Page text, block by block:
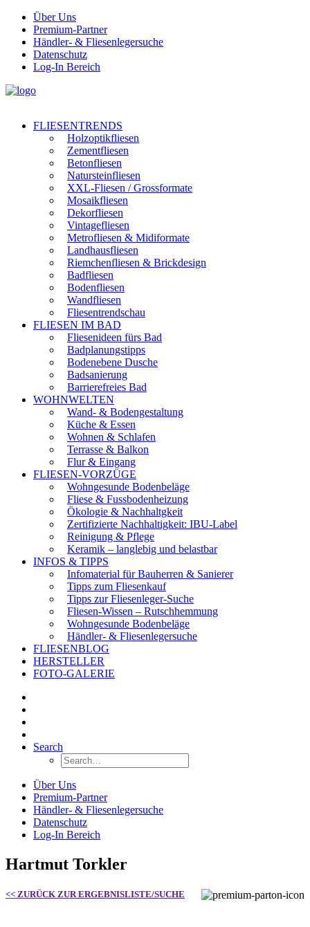
Über Uns
Premium-Partner
Händler- & Fliesenlegersuche
Datenschutz
Log-In Bereich
FLIESENTRENDS
Holzoptikfliesen
Zementfliesen
Betonfliesen
Natursteinfliesen
XXL-Fliesen / Grossformate
Mosaikfliesen
Dekorfliesen
Vintagefliesen
Metrofliesen & Midiformate
Landhausfliesen
Riemchenfliesen & Brickdesign
Badfliesen
Bodenfliesen
Wandfliesen
Fliesentrendschau
FLIESEN IM BAD
Fliesenideen fürs Bad
Badplanungstipps
Bodenebene Dusche
Badsanierung
Barrierefreies Bad
WOHNWELTEN
Wand- & Bodengestaltung
Küche & Essen
Wohnen & Schlafen
Terrasse & Balkon
Flur & Eingang
FLIESEN-VORZÜGE
Wohngesunde Bodenbeläge
Fliese & Fussbodenheizung
Ökologie & Nachhaltgkeit
Zertifizierte Nachhaltigkeit: IBU-Label
Reinigung & Pflege
Keramik – langlebig und belastbar
INFOS & TIPPS
Infomaterial für Bauherren & Sanierer
Tipps zum Fliesenkauf
Tipps zur Fliesenleger-Suche
Fliesen-Wissen – Rutschhemmung
Wohngesunde Bodenbeläge
Händler- & Fliesenlegersuche
FLIESENBLOG
HERSTELLER
FOTO-GALERIE
Search
Über Uns
Premium-Partner
Händler- & Fliesenlegersuche
Datenschutz
Log-In Bereich
Hartmut Torkler
<< ZURÜCK ZUR ERGEBNISLISTE/SUCHE